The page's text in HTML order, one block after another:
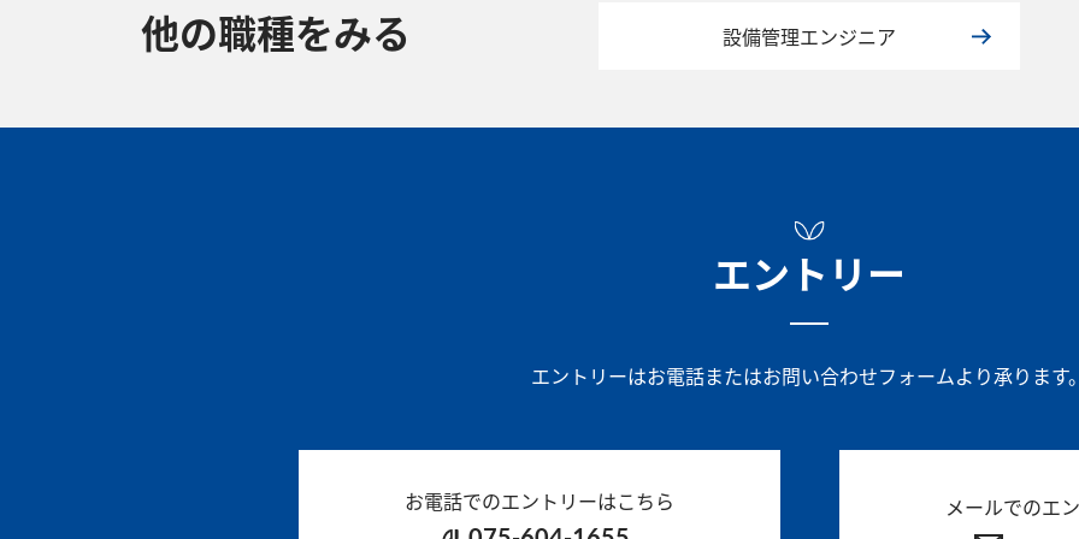
他の職種をみる 設備管理エンジニア
エントリー
エントリーはお電話またはお問い合わせフォームより承ります。
お電話でのエントリーはこちら
メールでのエ